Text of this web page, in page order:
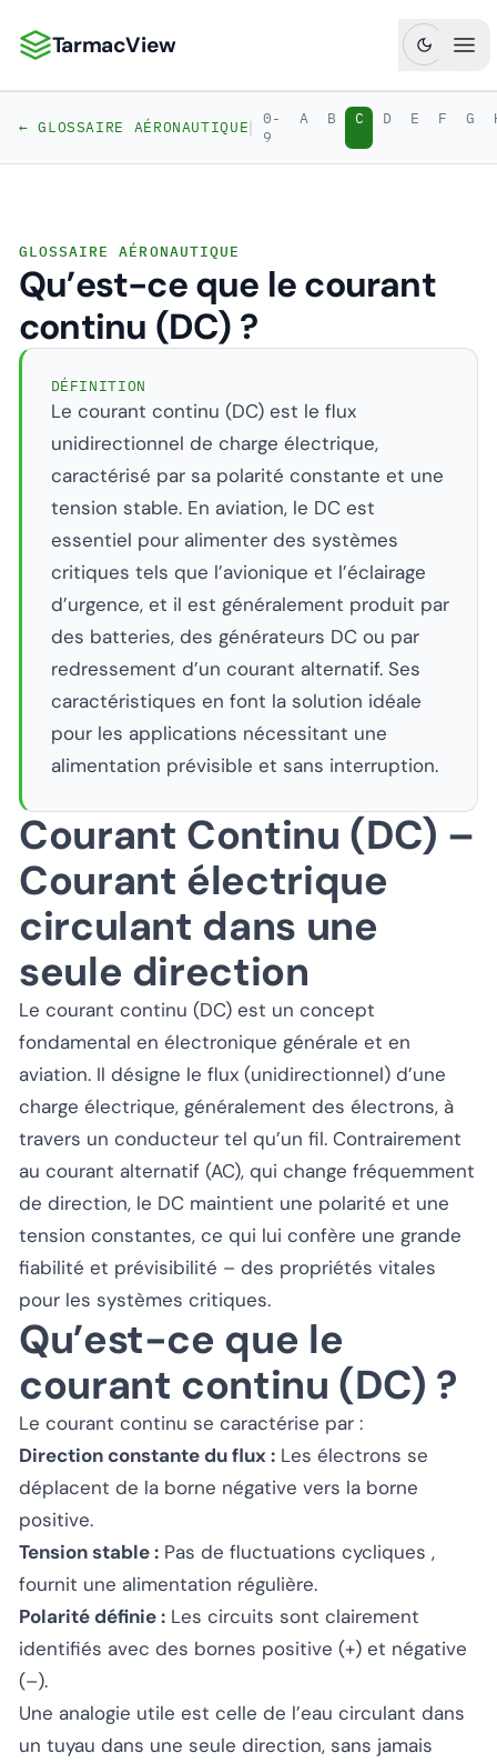
TarmacView : Analyses aéronautiques de précision
TarmacView
← GLOSSAIRE AÉRONAUTIQUE| 0-
9
A B C D E F G
GLOSSAIRE AÉRONAUTIQUE
Qu’est-ce que le courant
continu (DC) ?
DÉFINITION
Le courant continu (DC) est le flux
unidirectionnel de charge électrique,
caractérisé par sa polarité constante et une
tension stable. En aviation, le DC est
essentiel pour alimenter des systèmes
critiques tels que l’avionique et l’éclairage
d’urgence, et il est généralement produit par
des batteries, des générateurs DC ou par
redressement d’un courant alternatif. Ses
caractéristiques en font la solution idéale
pour les applications nécessitant une
alimentation prévisible et sans interruption.
Courant Continu (DC) –
Courant électrique
circulant dans une
seule direction
Le courant continu (DC) est un concept
fondamental en électronique générale et en
aviation. Il désigne le flux (unidirectionnel) d’une
charge électrique, généralement des électrons, à
travers un conducteur tel qu’un fil. Contrairement
au courant alternatif (AC), qui change fréquemment
de direction, le DC maintient une polarité et une
tension constantes, ce qui lui confère une grande
fiabilité et prévisibilité – des propriétés vitales
pour les systèmes critiques.
Qu’est-ce que le
courant continu (DC) ?
Le courant continu se caractérise par :
Direction constante du flux : Les électrons se
déplacent de la borne négative vers la borne
positive.
Tension stable : Pas de fluctuations cycliques ,
fournit une alimentation régulière.
Polarité définie : Les circuits sont clairement
identifiés avec des bornes positive (+) et négative
(–).
Une analogie utile est celle de l’eau circulant dans
un tuyau dans une seule direction, sans jamais